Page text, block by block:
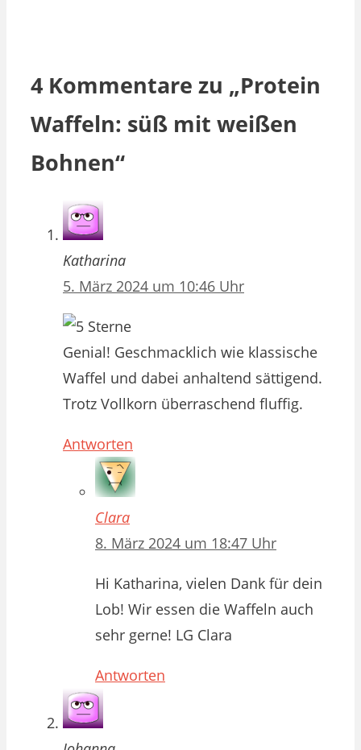
4 Kommentare zu „Protein
Waffeln: süß mit weißen
Bohnen“
Katharina
5. März 2024 um 10:46 Uhr
Genial! Geschmacklich wie klassische
Waffel und dabei anhaltend sättigend.
Trotz Vollkorn überraschend fluffig.
Antworten
Clara
8. März 2024 um 18:47 Uhr
Hi Katharina, vielen Dank für dein
Lob! Wir essen die Waffeln auch
sehr gerne! LG Clara
Antworten